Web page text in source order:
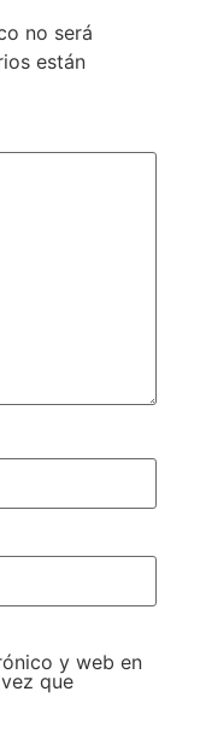
no será
están
y web en
que